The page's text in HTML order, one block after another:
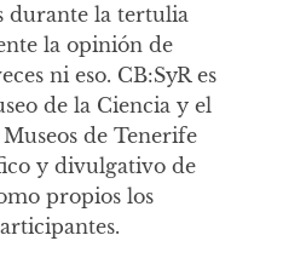
durante la tertulia
la opinión de
ni eso. CB:SyR es
de la Ciencia y el
de Tenerife
y divulgativo de
propios los